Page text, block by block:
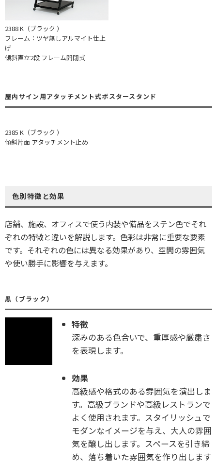
2388 K（ブラック ）
フレーム：ツヤ無しアルマイト仕上
げ
傾斜直立2段 フレーム開閉式
屋内サイン用アタッチメント式ポスタースタンド
2385 K（ブラック ）
傾斜片面 アタッチメント止め
色別特徴と効果
店舗、施設、オフィスで使う内装や備品をステン色でそれ
ぞれの特徴と違いを解説します。色彩は非常に重要な要素
です。それぞれの色には異なる効果があり、空間の雰囲気
や使い勝手に影響を与えます。
黒（ブラック）
特徴
深みのある色合いで、重厚感や厳粛さ
を表現します。
効果
高級感や格式のある雰囲気を演出しま
す。高級ブランドや高級レストランで
よく使用されます。スタイリッシュで
モダンなイメージを与え、大人の雰囲
気を醸し出します。スペースを引き締
め、落ち着いた雰囲気を作り出します